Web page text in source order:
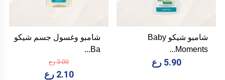
شامبو شيكو Baby
Moments...
5.90 رع
شامبو وغسول جسم شيكو
Ba...
3.00 رع
2.10 رع